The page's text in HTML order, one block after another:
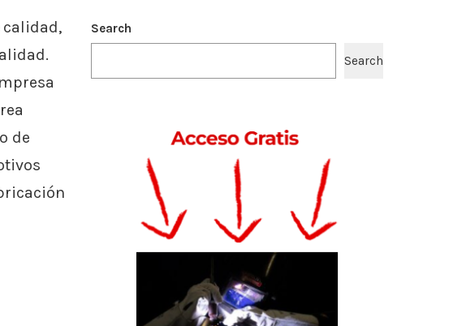
de
Search
Search